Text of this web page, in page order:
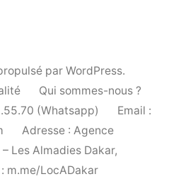
par WordPress.
Qui sommes-nous ?
(Whatsapp)
Email :
Adresse : Agence
Les Almadies Dakar,
m.me/LocADakar